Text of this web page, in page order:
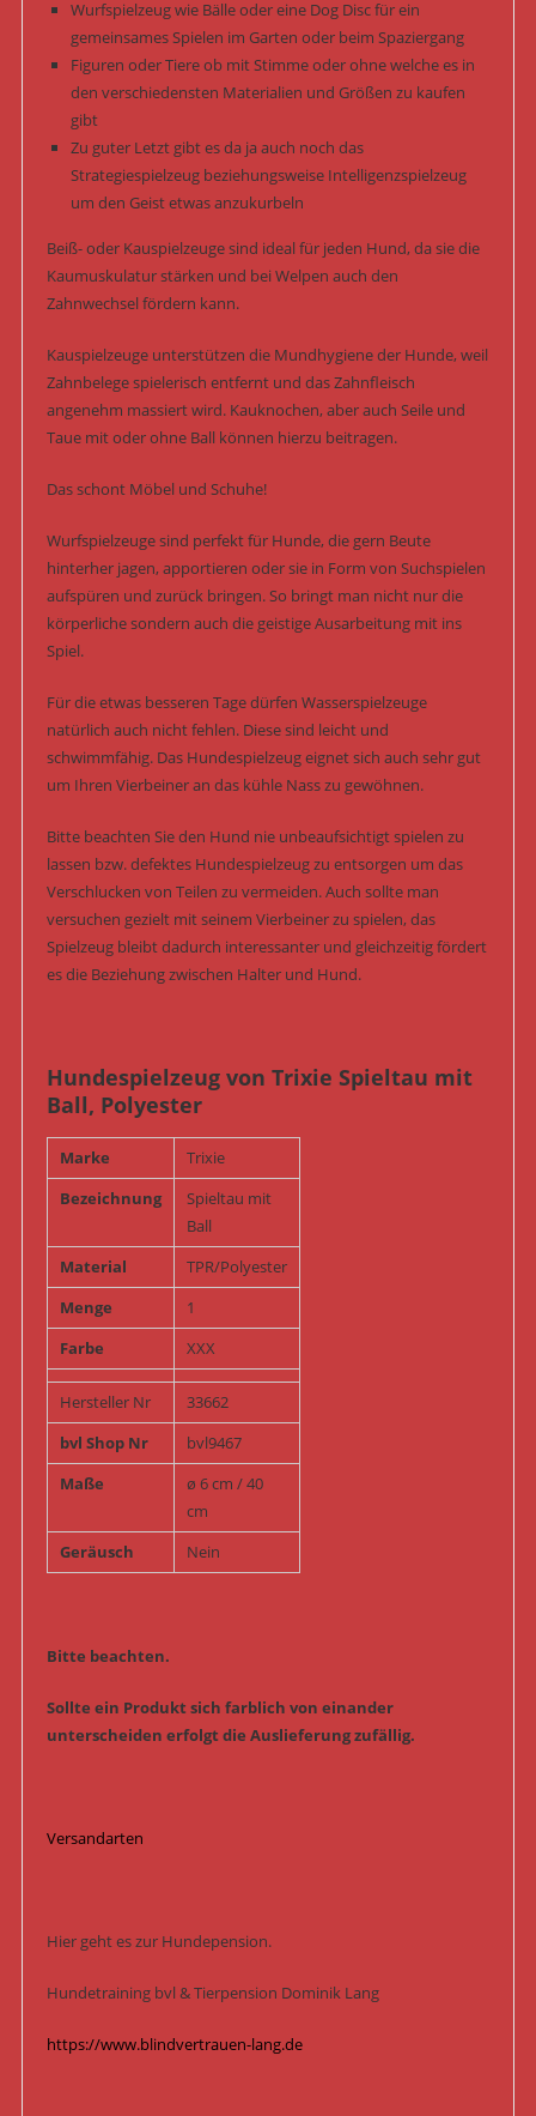
Wurfspielzeug wie Bälle oder eine Dog Disc für ein
gemeinsames Spielen im Garten oder beim Spaziergang
Figuren oder Tiere ob mit Stimme oder ohne welche es in
den verschiedensten Materialien und Größen zu kaufen
gibt
Zu guter Letzt gibt es da ja auch noch das
Strategiespielzeug beziehungsweise Intelligenzspielzeug
um den Geist etwas anzukurbeln
Beiß- oder Kauspielzeuge sind ideal für jeden Hund, da sie die
Kaumuskulatur stärken und bei Welpen auch den
Zahnwechsel fördern kann.
Kauspielzeuge unterstützen die Mundhygiene der Hunde, weil
Zahnbelege spielerisch entfernt und das Zahnfleisch
angenehm massiert wird. Kauknochen, aber auch Seile und
Taue mit oder ohne Ball können hierzu beitragen.
Das schont Möbel und Schuhe!
Wurfspielzeuge sind perfekt für Hunde, die gern Beute
hinterher jagen, apportieren oder sie in Form von Suchspielen
aufspüren und zurück bringen. So bringt man nicht nur die
körperliche sondern auch die geistige Ausarbeitung mit ins
Spiel.
Für die etwas besseren Tage dürfen Wasserspielzeuge
natürlich auch nicht fehlen. Diese sind leicht und
schwimmfähig. Das Hundespielzeug eignet sich auch sehr gut
um Ihren Vierbeiner an das kühle Nass zu gewöhnen.
Bitte beachten Sie den Hund nie unbeaufsichtigt spielen zu
lassen bzw. defektes Hundespielzeug zu entsorgen um das
Verschlucken von Teilen zu vermeiden. Auch sollte man
versuchen gezielt mit seinem Vierbeiner zu spielen, das
Spielzeug bleibt dadurch interessanter und gleichzeitig fördert
es die Beziehung zwischen Halter und Hund.
Hundespielzeug von Trixie Spieltau mit
Ball, Polyester
Marke
Trixie
Bezeichnung
Spieltau mit
Ball
Material
TPR/Polyester
Menge
1
Farbe
XXX
Hersteller Nr
33662
bvl Shop Nr
bvl9467
Maße
ø 6 cm / 40
cm
Geräusch
Nein
Bitte beachten.
Sollte ein Produkt sich farblich von einander
unterscheiden erfolgt die Auslieferung zufällig.
Versandarten
Hier geht es zur Hundepension.
Hundetraining bvl & Tierpension Dominik Lang
https://www.blindvertrauen-lang.de